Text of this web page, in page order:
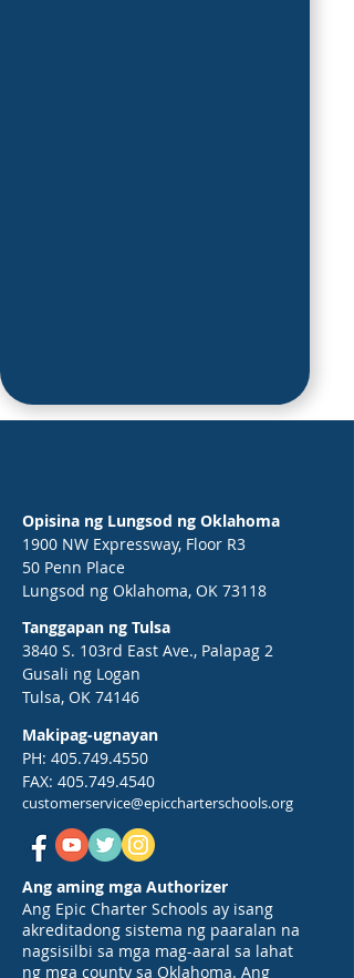
Opisina ng Lungsod ng Oklahoma
1900 NW Expressway, Floor R3
50 Penn Place
Lungsod ng Oklahoma, OK 73118
Tanggapan ng Tulsa
3840 S. 103rd East Ave., Palapag 2
Gusali ng Logan
Tulsa, OK 74146
Makipag-ugnayan
PH: 405.749.4550
FAX: 405.749.4540
customerservice@epiccharterschools.org
Ang aming mga Authorizer
Ang Epic Charter Schools ay isang
akreditadong sistema ng paaralan na
nagsisilbi sa mga mag-aaral sa lahat
ng mga county sa Oklahoma. Ang